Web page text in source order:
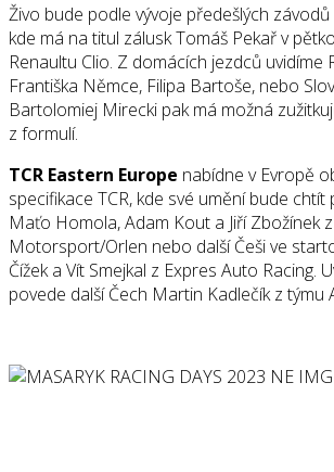
Živo bude podle vývoje předešlých závodů
kde má na titul zálusk Tomáš Pekař v
Renaultu Clio. Z domácích jezdců uvidíme
Františka Němce, Filipa Bartoše, nebo
Bartolomiej Mirecki pak má možná
z formulí.
TCR Eastern Europe nabídne v Evropě
specifikace TCR, kde své umění bude chtít
Maťo Homola, Adam Kout a Jiří Zbožínek z
Motorsport/Orlen nebo další Češi ve
Čížek a Vít Smejkal z Expres Auto Racing.
povede další Čech Martin Kadlečík z týmu